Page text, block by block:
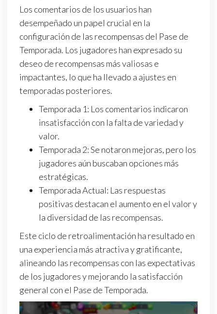
Los comentarios de los usuarios han
desempeñado un papel crucial en la
configuración de las recompensas del Pase de
Temporada. Los jugadores han expresado su
deseo de recompensas más valiosas e
impactantes, lo que ha llevado a ajustes en
temporadas posteriores.
Temporada 1: Los comentarios indicaron
insatisfacción con la falta de variedad y
valor.
Temporada 2: Se notaron mejoras, pero los
jugadores aún buscaban opciones más
estratégicas.
Temporada Actual: Las respuestas
positivas destacan el aumento en el valor y
la diversidad de las recompensas.
Este ciclo de retroalimentación ha resultado en
una experiencia más atractiva y gratificante,
alineando las recompensas con las expectativas
de los jugadores y mejorando la satisfacción
general con el Pase de Temporada.